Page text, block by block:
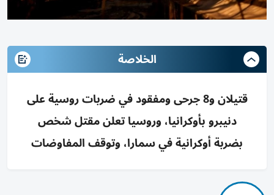
الخلاصة
قتيلان و8 جرحى ومفقود في ضربات روسية على
دنيبرو بأوكرانيا، وروسيا تعلن مقتل شخص
بضربة أوكرانية في سمارا، وتوقف المفاوضات